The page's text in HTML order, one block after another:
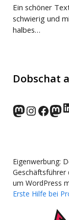
Ein schöner
schwierig und
halbes…
Dobschat
wp-
Eigenwerbung:
Geschäftsführer
um WordPress
Erste Hilfe bei